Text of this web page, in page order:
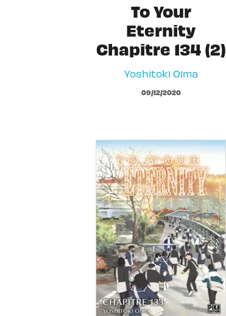
To Your
Eternity
Chapitre 134 (2)
Yoshitoki Oima
09/12/2020